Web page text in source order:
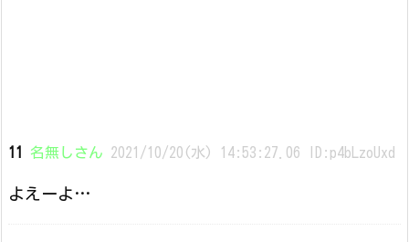
11 名無しさん 2021/10/20(水) 14:53:27.06 ID:p4bLzoUxd
よえーよ…